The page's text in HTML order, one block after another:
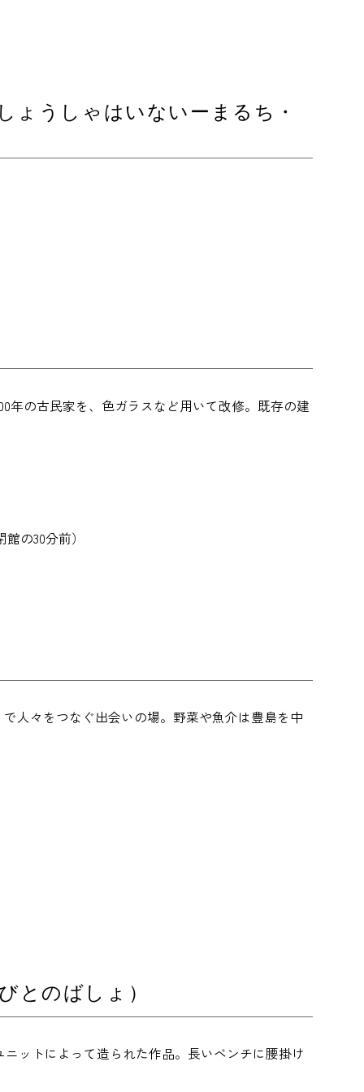
ょうしゃはいないーまるち・
年の古民家を、色ガラスなど用いて改修。既存の建
の30分前）
人々をつなぐ出会いの場。野菜や魚介は豊島を中
とのばしょ）
ットによって造られた作品。長いベンチに腰掛け